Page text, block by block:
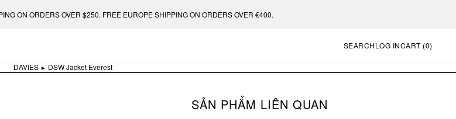
OVER $250. FREE EUROPE SHIPPING ON ORDERS OVER €400.
SEARCHLOG INCART (0)
DAVIES DSW Jacket Everest
SẢN PHẨM LIÊN QUAN